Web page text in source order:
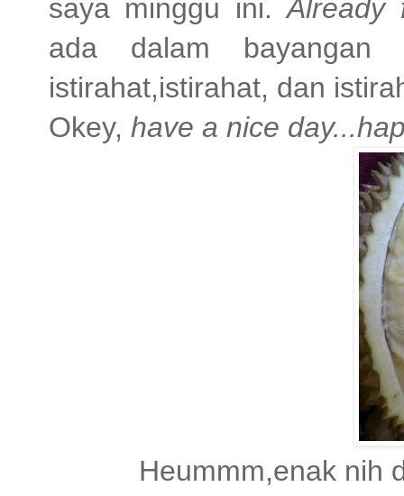
saya minggu ini.Already
ada dalam
istirahat,istirahat, dan
Okey, have a nice
Heummm,enak nih